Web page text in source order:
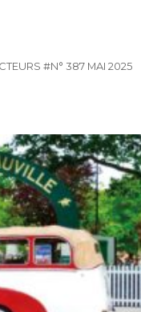
#N° 387 MAI 2025